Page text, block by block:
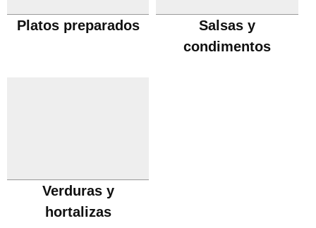
Platos preparados
Salsas y
condimentos
Verduras y
hortalizas